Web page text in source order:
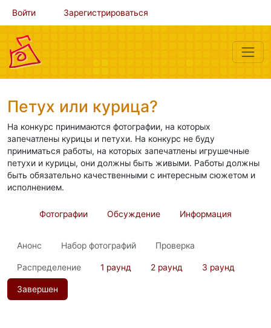
Войти Зарегистрироваться
Петух или курица?
На конкурс принимаются фотографии, на которых
запечатлены курицы и петухи. На конкурс не буду
приниматься работы, на которых запечатлены игрушечные
петухи и курицы, они должны быть живыми. Работы должны
быть обязательно качественными с интересным сюжетом и
исполнением.
Фотографии Обсуждение Информация
Анонс Набор фотографий Проверка
Распределение 1 раунд 2 раунд 3 раунд
Завершен